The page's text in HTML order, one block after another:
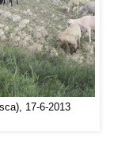
17-6-2013